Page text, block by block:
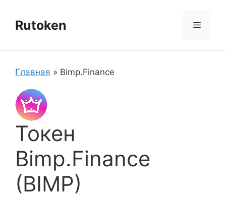
содержимому
Rutoken Меню
Главная » Bimp.Finance
Токен
Bimp.Finance
(BIMP)